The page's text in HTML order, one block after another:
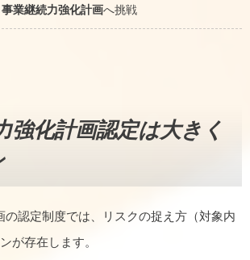
事業継続力強化計画へ挑戦
強化計画認定は大きく
の認定制度では、リスクの捉え方（対象内
が存在します。